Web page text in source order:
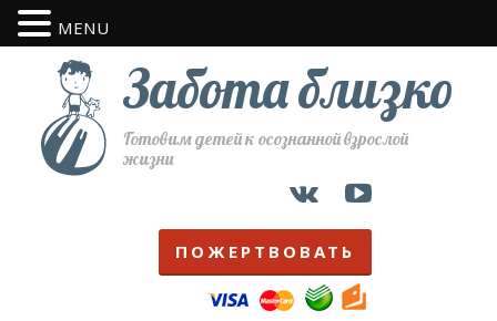
Забота близко
Готовим детей к осознанной взрослой
жизни
ПОЖЕРТВОВАТЬ
MENU